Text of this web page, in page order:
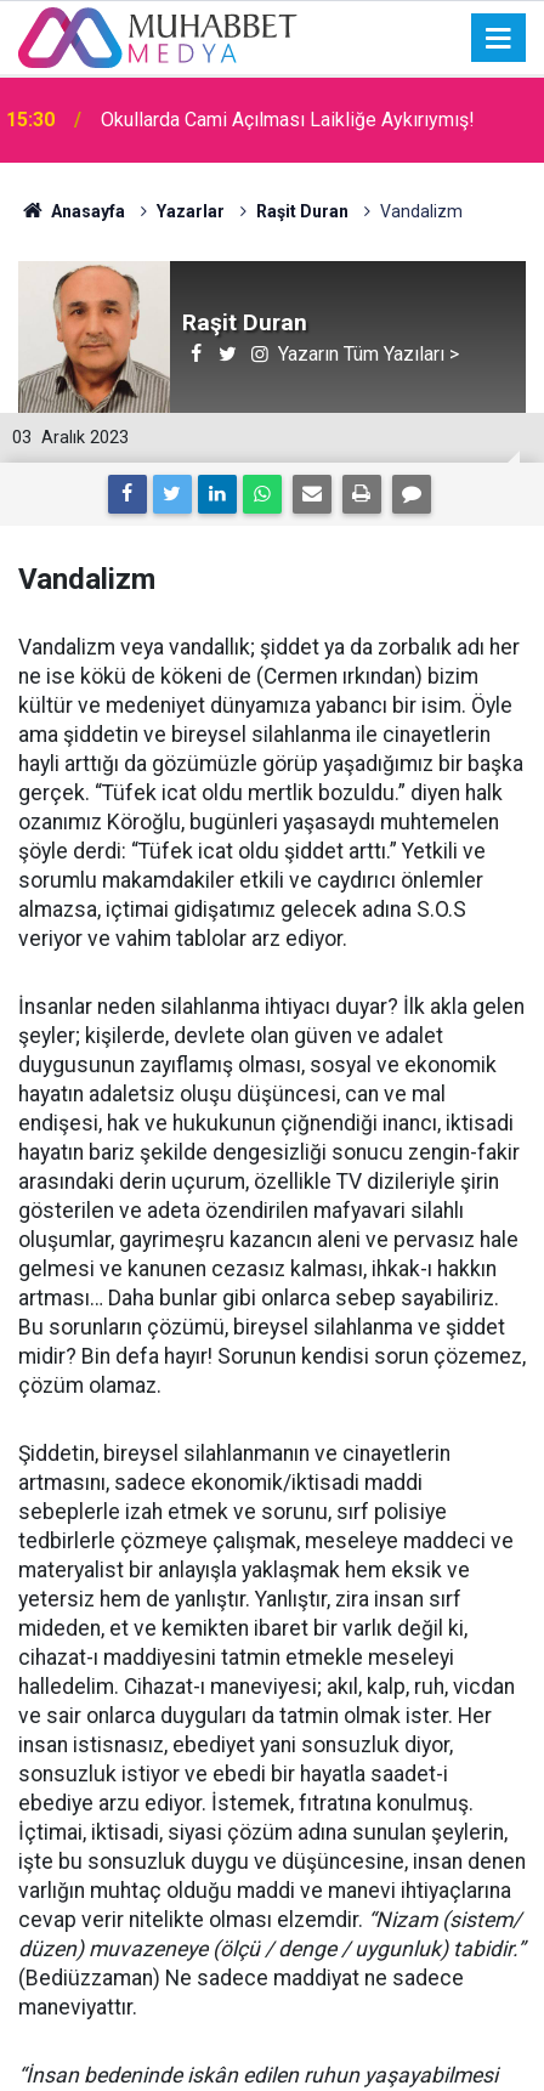
15:30 Okullarda Cami Açılması Laikliğe Aykırıymış!
Anasayfa Yazarlar Raşit Duran Vandalizm
Raşit Duran
Yazarın Tüm Yazıları >
03 Aralık 2023
Vandalizm
Vandalizm veya vandallık; şiddet ya da zorbalık adı her
ne ise kökü de kökeni de (Cermen ırkından) bizim
kültür ve medeniyet dünyamıza yabancı bir isim. Öyle
ama şiddetin ve bireysel silahlanma ile cinayetlerin
hayli arttığı da gözümüzle görüp yaşadığımız bir başka
gerçek. “Tüfek icat oldu mertlik bozuldu.” diyen halk
ozanımız Köroğlu, bugünleri yaşasaydı muhtemelen
şöyle derdi: “Tüfek icat oldu şiddet arttı.” Yetkili ve
sorumlu makamdakiler etkili ve caydırıcı önlemler
almazsa, içtimai gidişatımız gelecek adına S.O.S
veriyor ve vahim tablolar arz ediyor.
İnsanlar neden silahlanma ihtiyacı duyar? İlk akla gelen
şeyler; kişilerde, devlete olan güven ve adalet
duygusunun zayıflamış olması, sosyal ve ekonomik
hayatın adaletsiz oluşu düşüncesi, can ve mal
endişesi, hak ve hukukunun çiğnendiği inancı, iktisadi
hayatın bariz şekilde dengesizliği sonucu zengin-fakir
arasındaki derin uçurum, özellikle TV dizileriyle şirin
gösterilen ve adeta özendirilen mafyavari silahlı
oluşumlar, gayrimeşru kazancın aleni ve pervasız hale
gelmesi ve kanunen cezasız kalması, ihkak-ı hakkın
artması… Daha bunlar gibi onlarca sebep sayabiliriz.
Bu sorunların çözümü, bireysel silahlanma ve şiddet
midir? Bin defa hayır! Sorunun kendisi sorun çözemez,
çözüm olamaz.
Şiddetin, bireysel silahlanmanın ve cinayetlerin
artmasını, sadece ekonomik/iktisadi maddi
sebeplerle izah etmek ve sorunu, sırf polisiye
tedbirlerle çözmeye çalışmak, meseleye maddeci ve
materyalist bir anlayışla yaklaşmak hem eksik ve
yetersiz hem de yanlıştır. Yanlıştır, zira insan sırf
mideden, et ve kemikten ibaret bir varlık değil ki,
cihazat-ı maddiyesini tatmin etmekle meseleyi
halledelim. Cihazat-ı maneviyesi; akıl, kalp, ruh, vicdan
ve sair onlarca duyguları da tatmin olmak ister. Her
insan istisnasız, ebediyet yani sonsuzluk diyor,
sonsuzluk istiyor ve ebedi bir hayatla saadet-i
ebediye arzu ediyor. İstemek, fıtratına konulmuş.
İçtimai, iktisadi, siyasi çözüm adına sunulan şeylerin,
işte bu sonsuzluk duygu ve düşüncesine, insan denen
varlığın muhtaç olduğu maddi ve manevi ihtiyaçlarına
cevap verir nitelikte olması elzemdir. “Nizam (sistem/
düzen) muvazeneye (ölçü / denge / uygunluk) tabidir.”
(Bediüzzaman) Ne sadece maddiyat ne sadece
maneviyattır.
“İnsan bedeninde iskân edilen ruhun yaşayabilmesi